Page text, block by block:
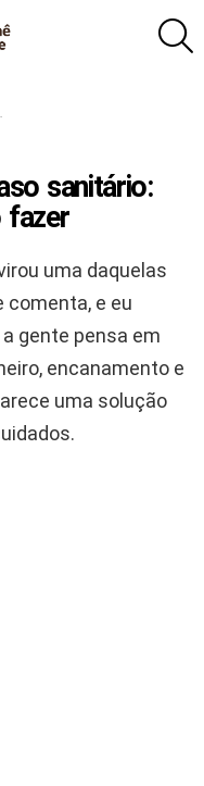
sanitário:
fazer
uma daquelas
e eu
gente pensa em
encanamento e
uma solução